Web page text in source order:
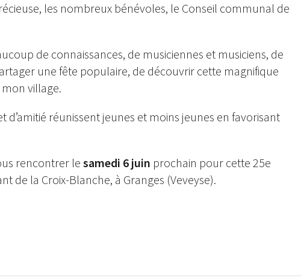
les nombreux bénévoles, le Conseil communal de
de connaissances, de musiciennes et musiciens, de
une fête populaire, de découvrir cette magnifique
village.
d’amitié réunissent jeunes et moins jeunes en favorisant
rencontrer le samedi 6 juin prochain pour cette 25e
de la Croix-Blanche, à Granges (Veveyse).